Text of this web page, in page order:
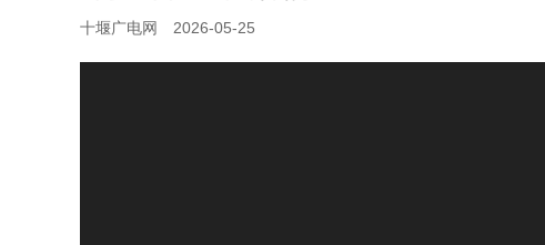
十堰广电网 2026-05-25